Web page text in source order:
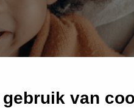
van